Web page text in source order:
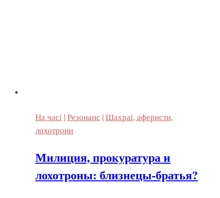
На часі |Резонанс |Шахраї, аферисти,
лохотрони
Милиция, прокуратура и
лохотроны: близнецы-братья?